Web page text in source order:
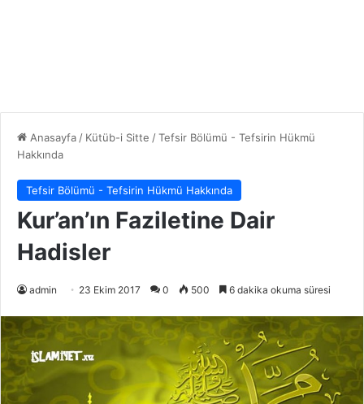
Anasayfa/ Kütüb-i Sitte /Tefsir Bölümü - Tefsirin Hükmü
Hakkında
Tefsir Bölümü - Tefsirin Hükmü Hakkında
Kur’an’ın Faziletine Dair
Hadisler
admin 23 Ekim 2017 0 500 6 dakika okuma süresi